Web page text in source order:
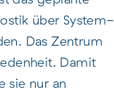
über System-
Das Zentrum
Damit
sie nur an